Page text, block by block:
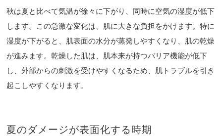
秋は夏と比べて気温が徐々に下がり、同時に空気の湿度が低下
します。この急激な変化は、肌に大きな負担をかけます。特に
湿度が下がると、肌表面の水分が蒸発しやすくなり、肌の乾燥
が進みます。乾燥した肌は、肌本来が持つバリア機能が低下
し、外部からの刺激を受けやすくなるため、肌トラブルを引き
起こしやすくなります。
夏のダメージが表面化する時期